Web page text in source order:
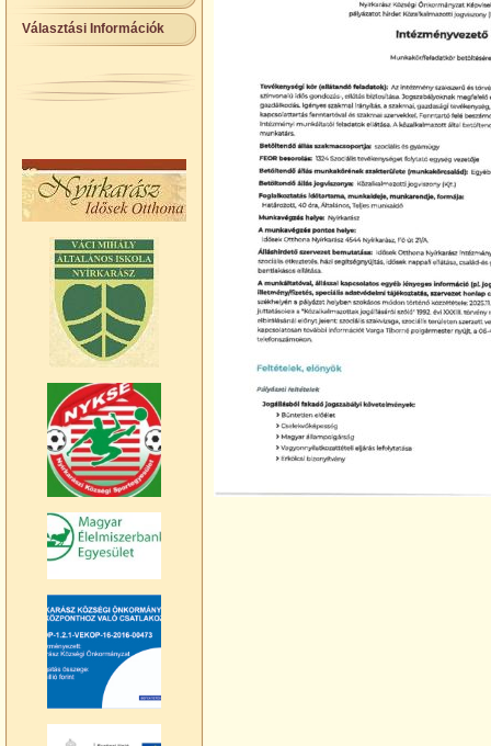
Választási Információk